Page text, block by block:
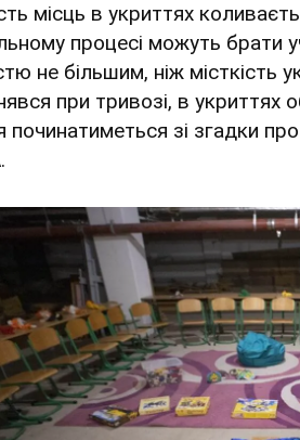
місць в укриттях
процесі можуть брати
не більшим, ніж місткість
при тривозі, в укриттях
зі згадки